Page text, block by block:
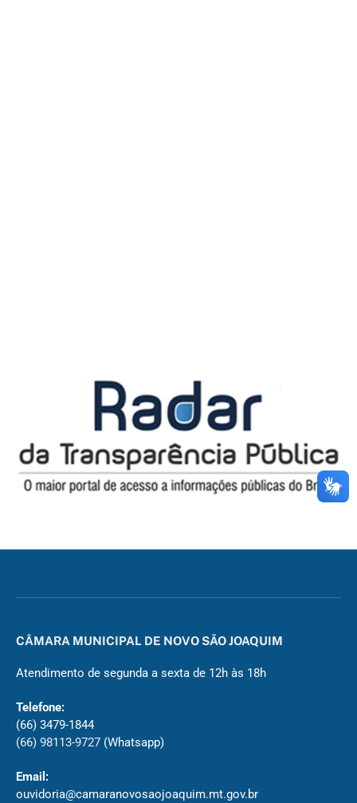
CÂMARA MUNICIPAL DE NOVO SÃO JOAQUIM
Atendimento de segunda a sexta de 12h às 18h
Telefone:
(66) 3479-1844
(66) 98113-9727 (Whatsapp)
Email:
ouvidoria@camaranovosaojoaquim.mt.gov.br